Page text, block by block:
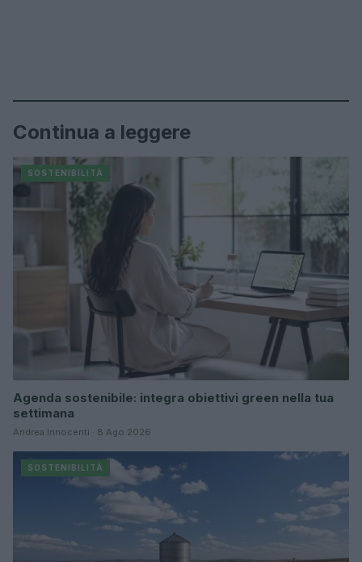
Continua a leggere
SOSTENIBILITÀ
Agenda sostenibile: integra obiettivi green nella tua
settimana
Andrea Innocenti · 8 Ago 2026
SOSTENIBILITÀ